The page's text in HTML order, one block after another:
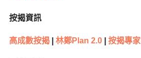
按揭資訊
高成數按揭| 林鄭Plan 2.0| 按揭專家